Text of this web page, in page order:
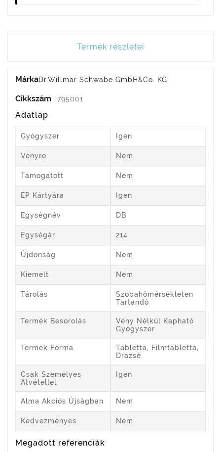
Termék részletei
MárkaDr.Willmar Schwabe GmbH&Co. KG
Cikkszám 795001
Adatlap
Gyógyszer Igen
Vényre Nem
Támogatott Nem
EP Kártyára Igen
Egységnév DB
Egységár 214
Újdonság Nem
Kiemelt Nem
Tárolás
Szobahőmérsékleten
Tartandó
Termék Besorolás
Vény Nélkül Kapható
Gyógyszer
Termék Forma
Tabletta, Filmtabletta,
Drazsé
Csak Személyes
Átvétellel
Igen
Alma Akciós Újságban Nem
Kedvezményes Nem
Megadott referenciák